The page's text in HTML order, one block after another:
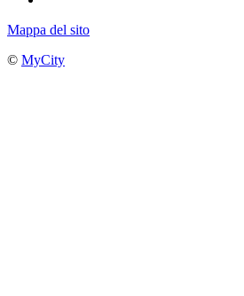
Mappa del sito
© MyCity